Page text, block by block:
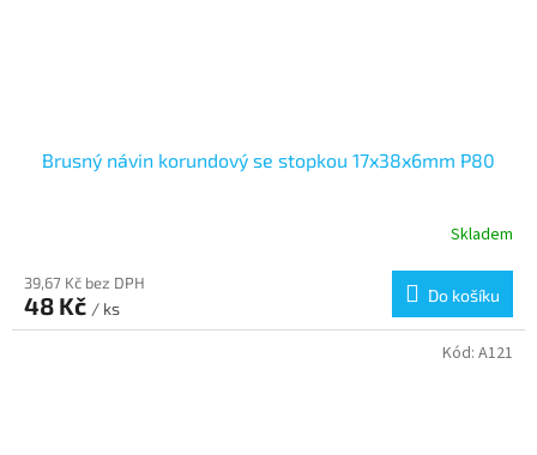
Brusný návin korundový se stopkou 17x38x6mm P80
Skladem
39,67 Kč bez DPH
48 Kč / ks
Do košíku
Kód: A121